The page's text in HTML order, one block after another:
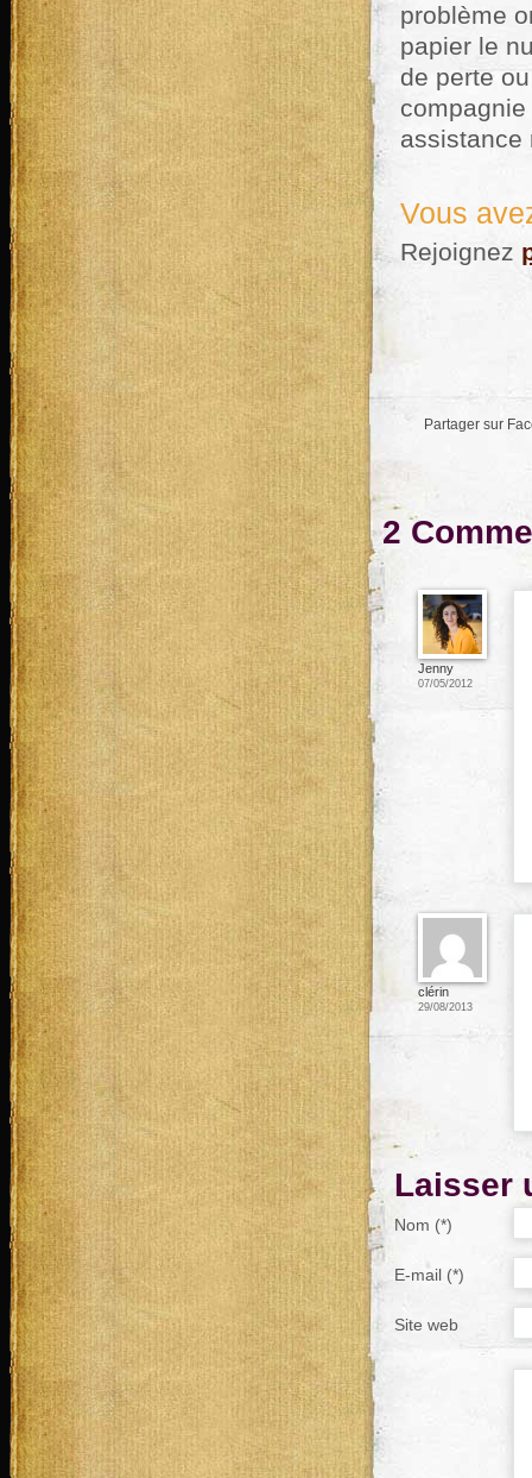
problème
papier le
de perte
Vous
Rejoignez
Partager sur
2
Jenny
07/05/2012
clérin
29/08/2013
Laisser
Nom (*)
E-mail (*)
Site web